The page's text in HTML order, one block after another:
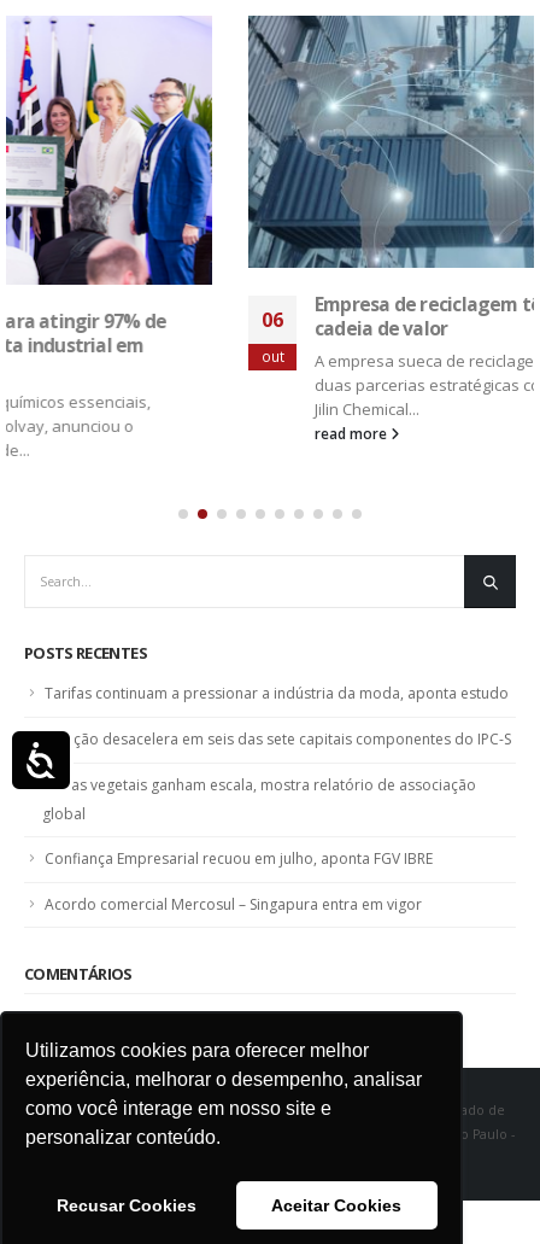
Utilizamos cookies para oferecer melhor
experiência, melhorar o desempenho, analisar
como você interage em nosso site e
personalizar conteúdo.
Recusar Cookies Aceitar Cookies
Acessibilidade
06
out
Empresa de reciclagem têxtil rastreará online
cadeia de valor
A empresa sueca de reciclagem têxtil Circulose anunciou
duas parcerias estratégicas com a TextileGenesis e com a
Jilin Chemical...
read more
Tarifas continuam a pressionar a indústria da moda, aponta estudo
Inflação desacelera em seis das sete capitais componentes do IPC-S
Fibras vegetais ganham escala, mostra relatório de associação
global
Confiança Empresarial recuou em julho, aponta FGV IBRE
Acordo comercial Mercosul – Singapura entra em vigor
SINDITÊXTIL SP - Sindicato das Indústrias de Fiação e Tecelagem do Estado de
São Paulo Rua Marquês de Itu, 968 - Vila Buarque - Cep 01223-000 - São Paulo -